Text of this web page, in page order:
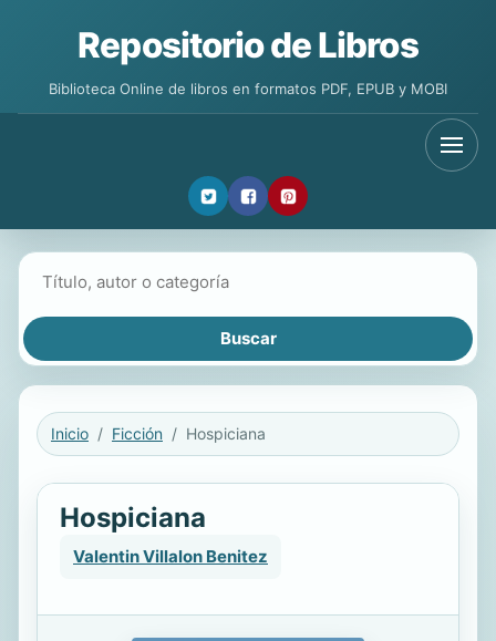
Repositorio de Libros
Biblioteca Online de libros en formatos PDF, EPUB y MOBI
Inicio Ficción Hospiciana
Hospiciana
Valentin Villalon Benitez